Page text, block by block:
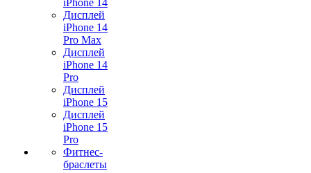
iPhone 14
Дисплей
iPhone 14
Pro Max
Дисплей
iPhone 14
Pro
Дисплей
iPhone 15
Дисплей
iPhone 15
Pro
Фитнес-
браслеты